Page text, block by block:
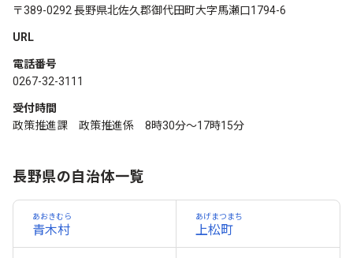
〒389-0292 長野県北佐久郡御代田町大字馬瀬口1794-6
URL
電話番号
0267-32-3111
受付時間
政策推進課 政策推進係 8時30分～17時15分
長野県の自治体一覧
青木村
あおきむら
上松町
あげまつまち